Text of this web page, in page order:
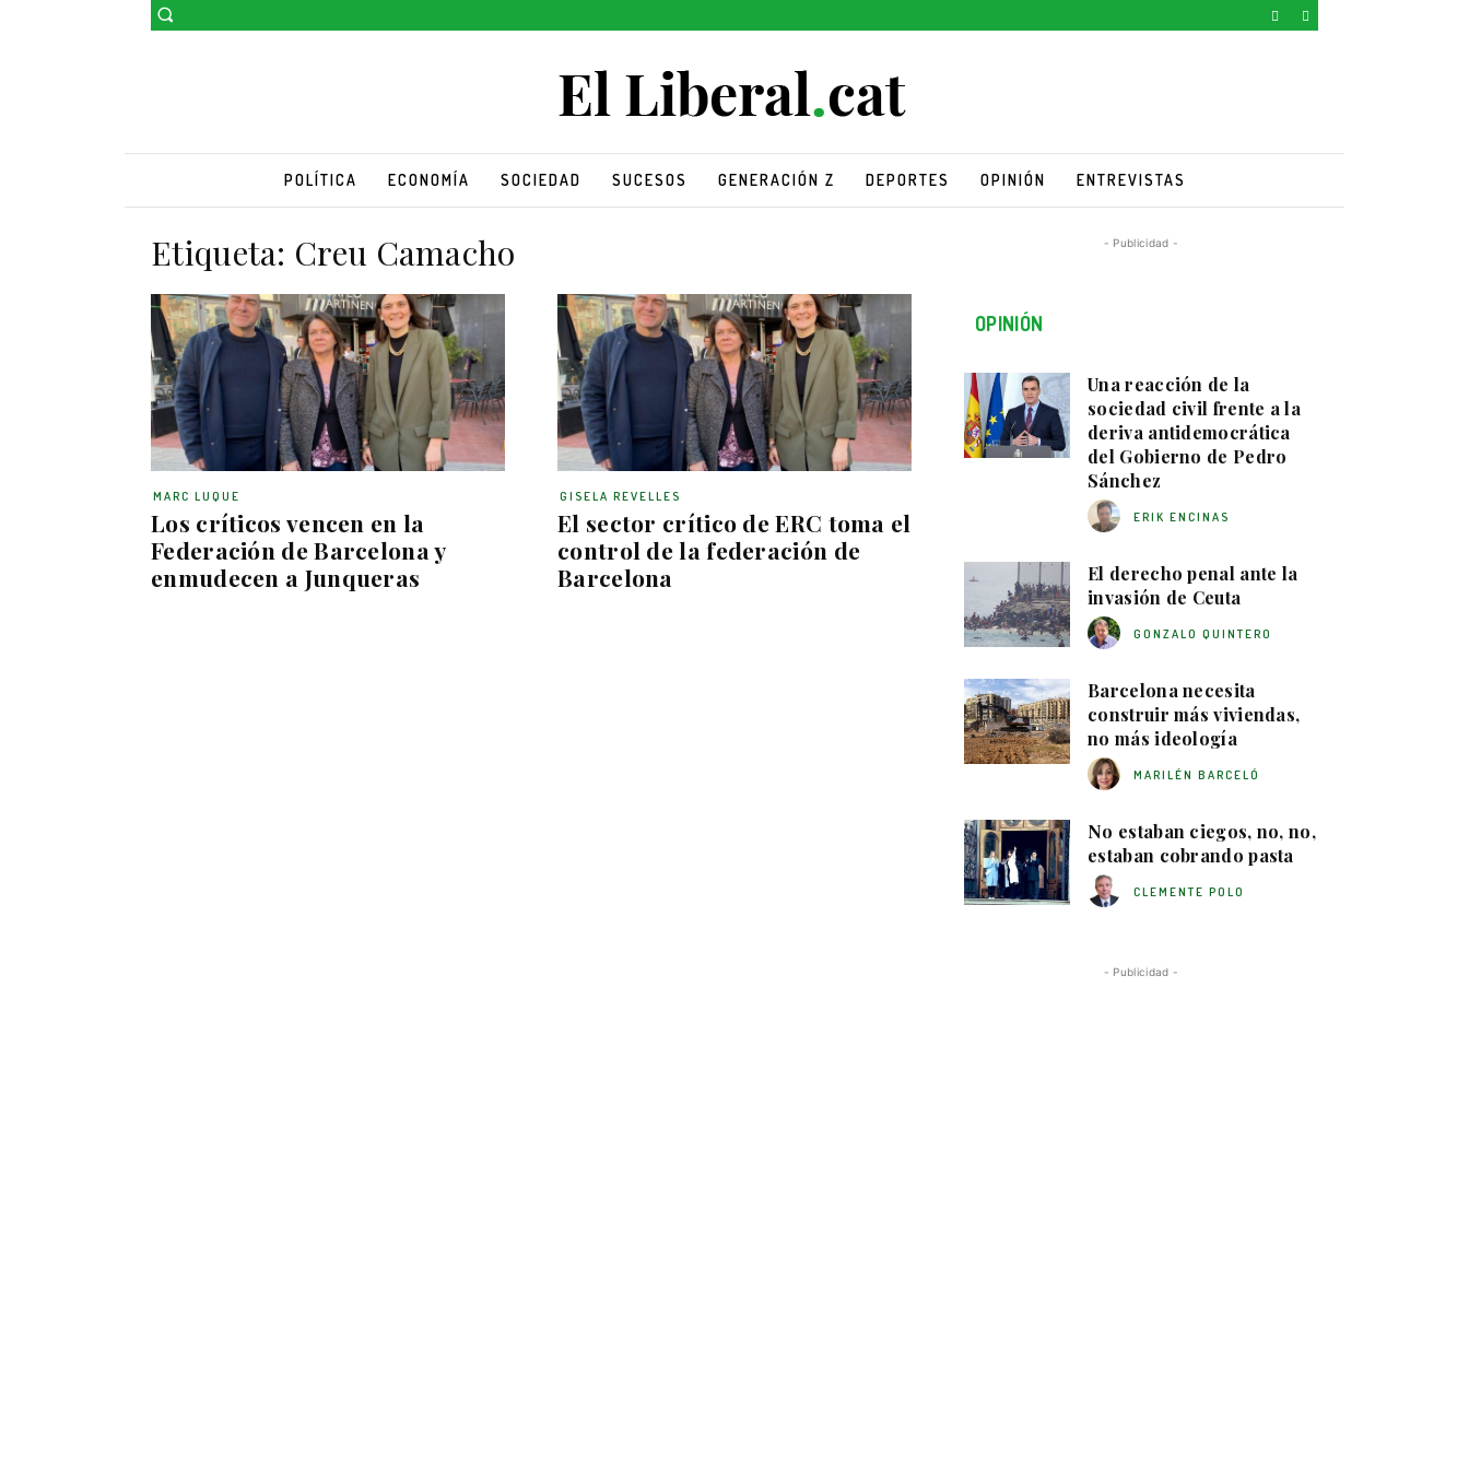
POLÍTICA ECONOMÍA SOCIEDAD SUCESOS GENERACIÓN Z DEPORTES OPINIÓN ENTREVISTAS
Etiqueta: Creu Camacho
Los críticos vencen en la
Federación de Barcelona y
enmudecen a Junqueras
MARC LUQUE
El sector crítico de ERC toma el
control de la federación de
Barcelona
GISELA REVELLES
- Publicidad -
OPINIÓN
Una reacción de la
sociedad civil frente a la
deriva antidemocrática
del Gobierno de Pedro
Sánchez
ERIK ENCINAS
El derecho penal ante la
invasión de Ceuta
GONZALO QUINTERO
Barcelona necesita
construir más viviendas,
no más ideología
MARILÉN BARCELÓ
No estaban ciegos, no, no,
estaban cobrando pasta
CLEMENTE POLO
- Publicidad -